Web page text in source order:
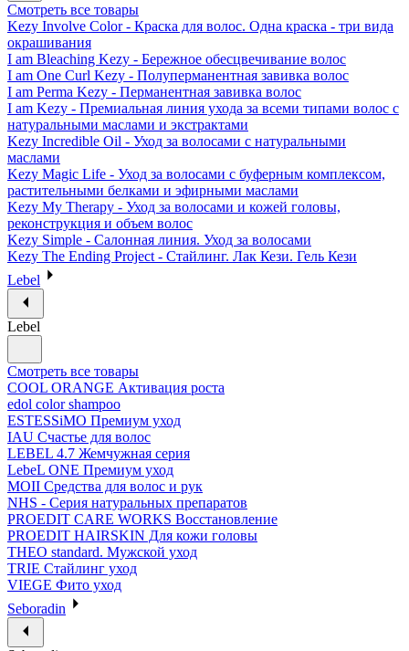
Смотреть все товары
Kezy Involve Color - Краска для волос. Одна краска - три вида
окрашивания
I am Bleaching Kezy - Бережное обесцвечивание волос
I am One Curl Kezy - Полуперманентная завивка волос
I am Perma Kezy - Перманентная завивка волос
I am Kezy - Премиальная линия ухода за всеми типами волос с
натуральными маслами и экстрактами
Kezy Incredible Oil - Уход за волосами с натуральными
маслами
Kezy Magic Life - Уход за волосами с буферным комплексом,
растительными белками и эфирными маслами
Kezy My Therapy - Уход за волосами и кожей головы,
реконструкция и объем волос
Kezy Simple - Салонная линия. Уход за волосами
Kezy The Ending Project - Стайлинг. Лак Кези. Гель Кези
Lebel
Lebel
Смотреть все товары
COOL ORANGE Активация роста
edol color shampoo
ESTESSiMO Премиум уход
IAU Счастье для волос
LEBEL 4.7 Жемчужная серия
LebeL ONE Премиум уход
MOII Средства для волос и рук
NHS - Серия натуральных препаратов
PROEDIT CARE WORKS Восстановление
PROEDIT HAIRSKIN Для кожи головы
THEO standard. Мужской уход
TRIE Стайлинг уход
VIEGE Фито уход
Seboradin